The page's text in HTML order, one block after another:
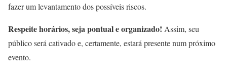
fazer um levantamento dos possíveis riscos.
Respeite horários, seja pontual e organizado! Assim, seu
público será cativado e, certamente, estará presente num próximo
evento.